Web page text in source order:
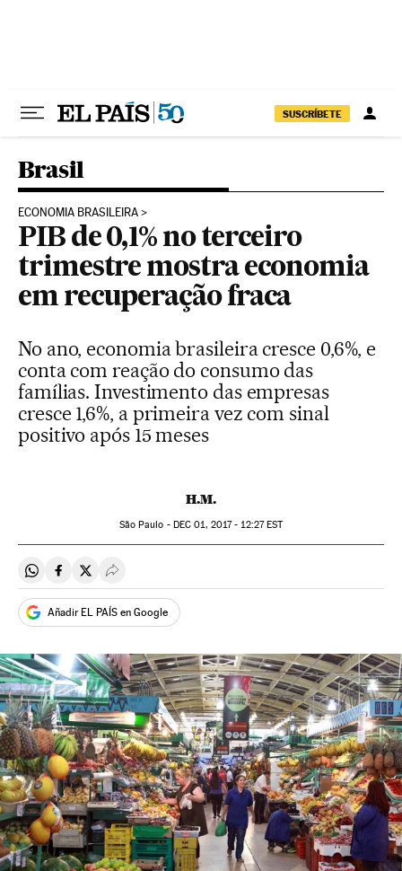
SUSCRÍBETE
Brasil
ECONOMIA BRASILEIRA
PIB de 0,1% no terceiro
trimestre mostra economia
em recuperação fraca
No ano, economia brasileira cresce 0,6%, e
conta com reação do consumo das
famílias. Investimento das empresas
cresce 1,6%, a primeira vez com sinal
positivo após 15 meses
H.M.
São Paulo - DEC 01, 2017 - 12:27EST
Compartir en Whatsapp
Compartir en Facebook
Compartir en Twitter
Desplegar Redes Sociales
Añadir EL PAÍS en Google